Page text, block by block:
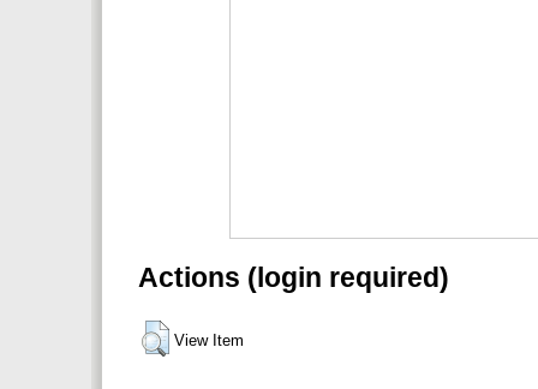
Actions (login required)
View Item